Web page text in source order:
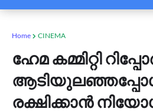
Home CINEMA
ഹേമ കമ്മിറ്റി
രക്ഷിക്കാന്‍